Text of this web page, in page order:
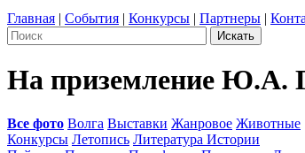
Главная | События | Конкурсы | Партнеры |
На приземление Ю.А.
Все фото Волга Выставки Жанровое Животные
Конкурсы Летопись Литература Истории